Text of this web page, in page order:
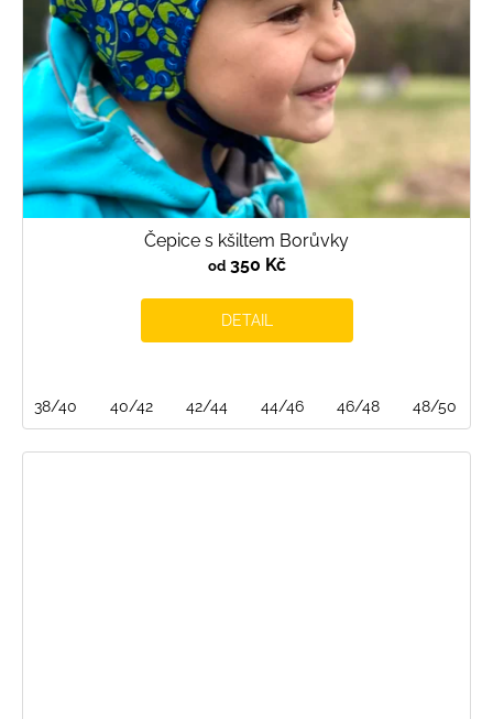
Čepice s kšiltem Borůvky
od350 Kč
DETAIL
38/40 40/42 42/44 44/46 46/48 48/50